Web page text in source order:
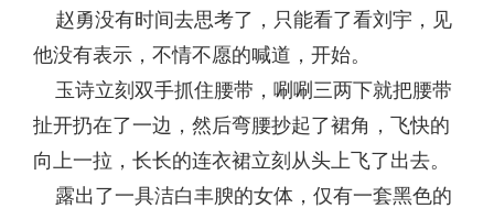
赵勇没有时间去思考了，只能看了看刘宇，见
他没有表示，不情不愿的喊道，开始。
玉诗立刻双手抓住腰带，唰唰三两下就把腰带
扯开扔在了一边，然后弯腰抄起了裙角，飞快的
向上一拉，长长的连衣裙立刻从头上飞了出去。
露出了一具洁白丰腴的女体，仅有一套黑色的